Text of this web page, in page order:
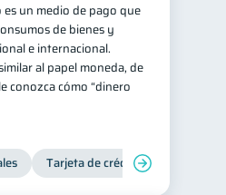
10
Préstamos 8
5
un medio de pago que
de bienes y
e internacional.
al papel moneda, de
conozca cómo “dinero
Tarjeta de crédito